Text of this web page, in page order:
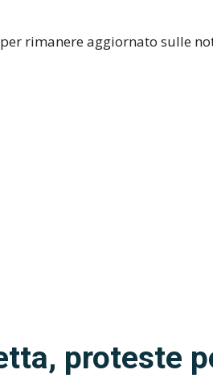
per rimanere aggiornato sulle
proteste